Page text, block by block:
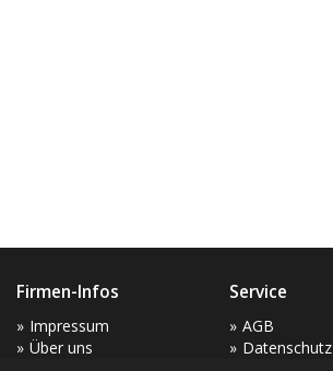
Firmen-Infos
Impressum
Über uns
Service
AGB
Datenschutz